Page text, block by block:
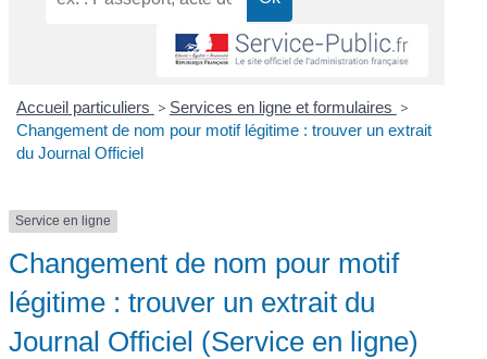
Accueil particuliers > Services en ligne et formulaires >
Changement de nom pour motif légitime : trouver un extrait
du Journal Officiel
Service en ligne
Changement de nom pour motif
légitime : trouver un extrait du
Journal Officiel (Service en ligne)